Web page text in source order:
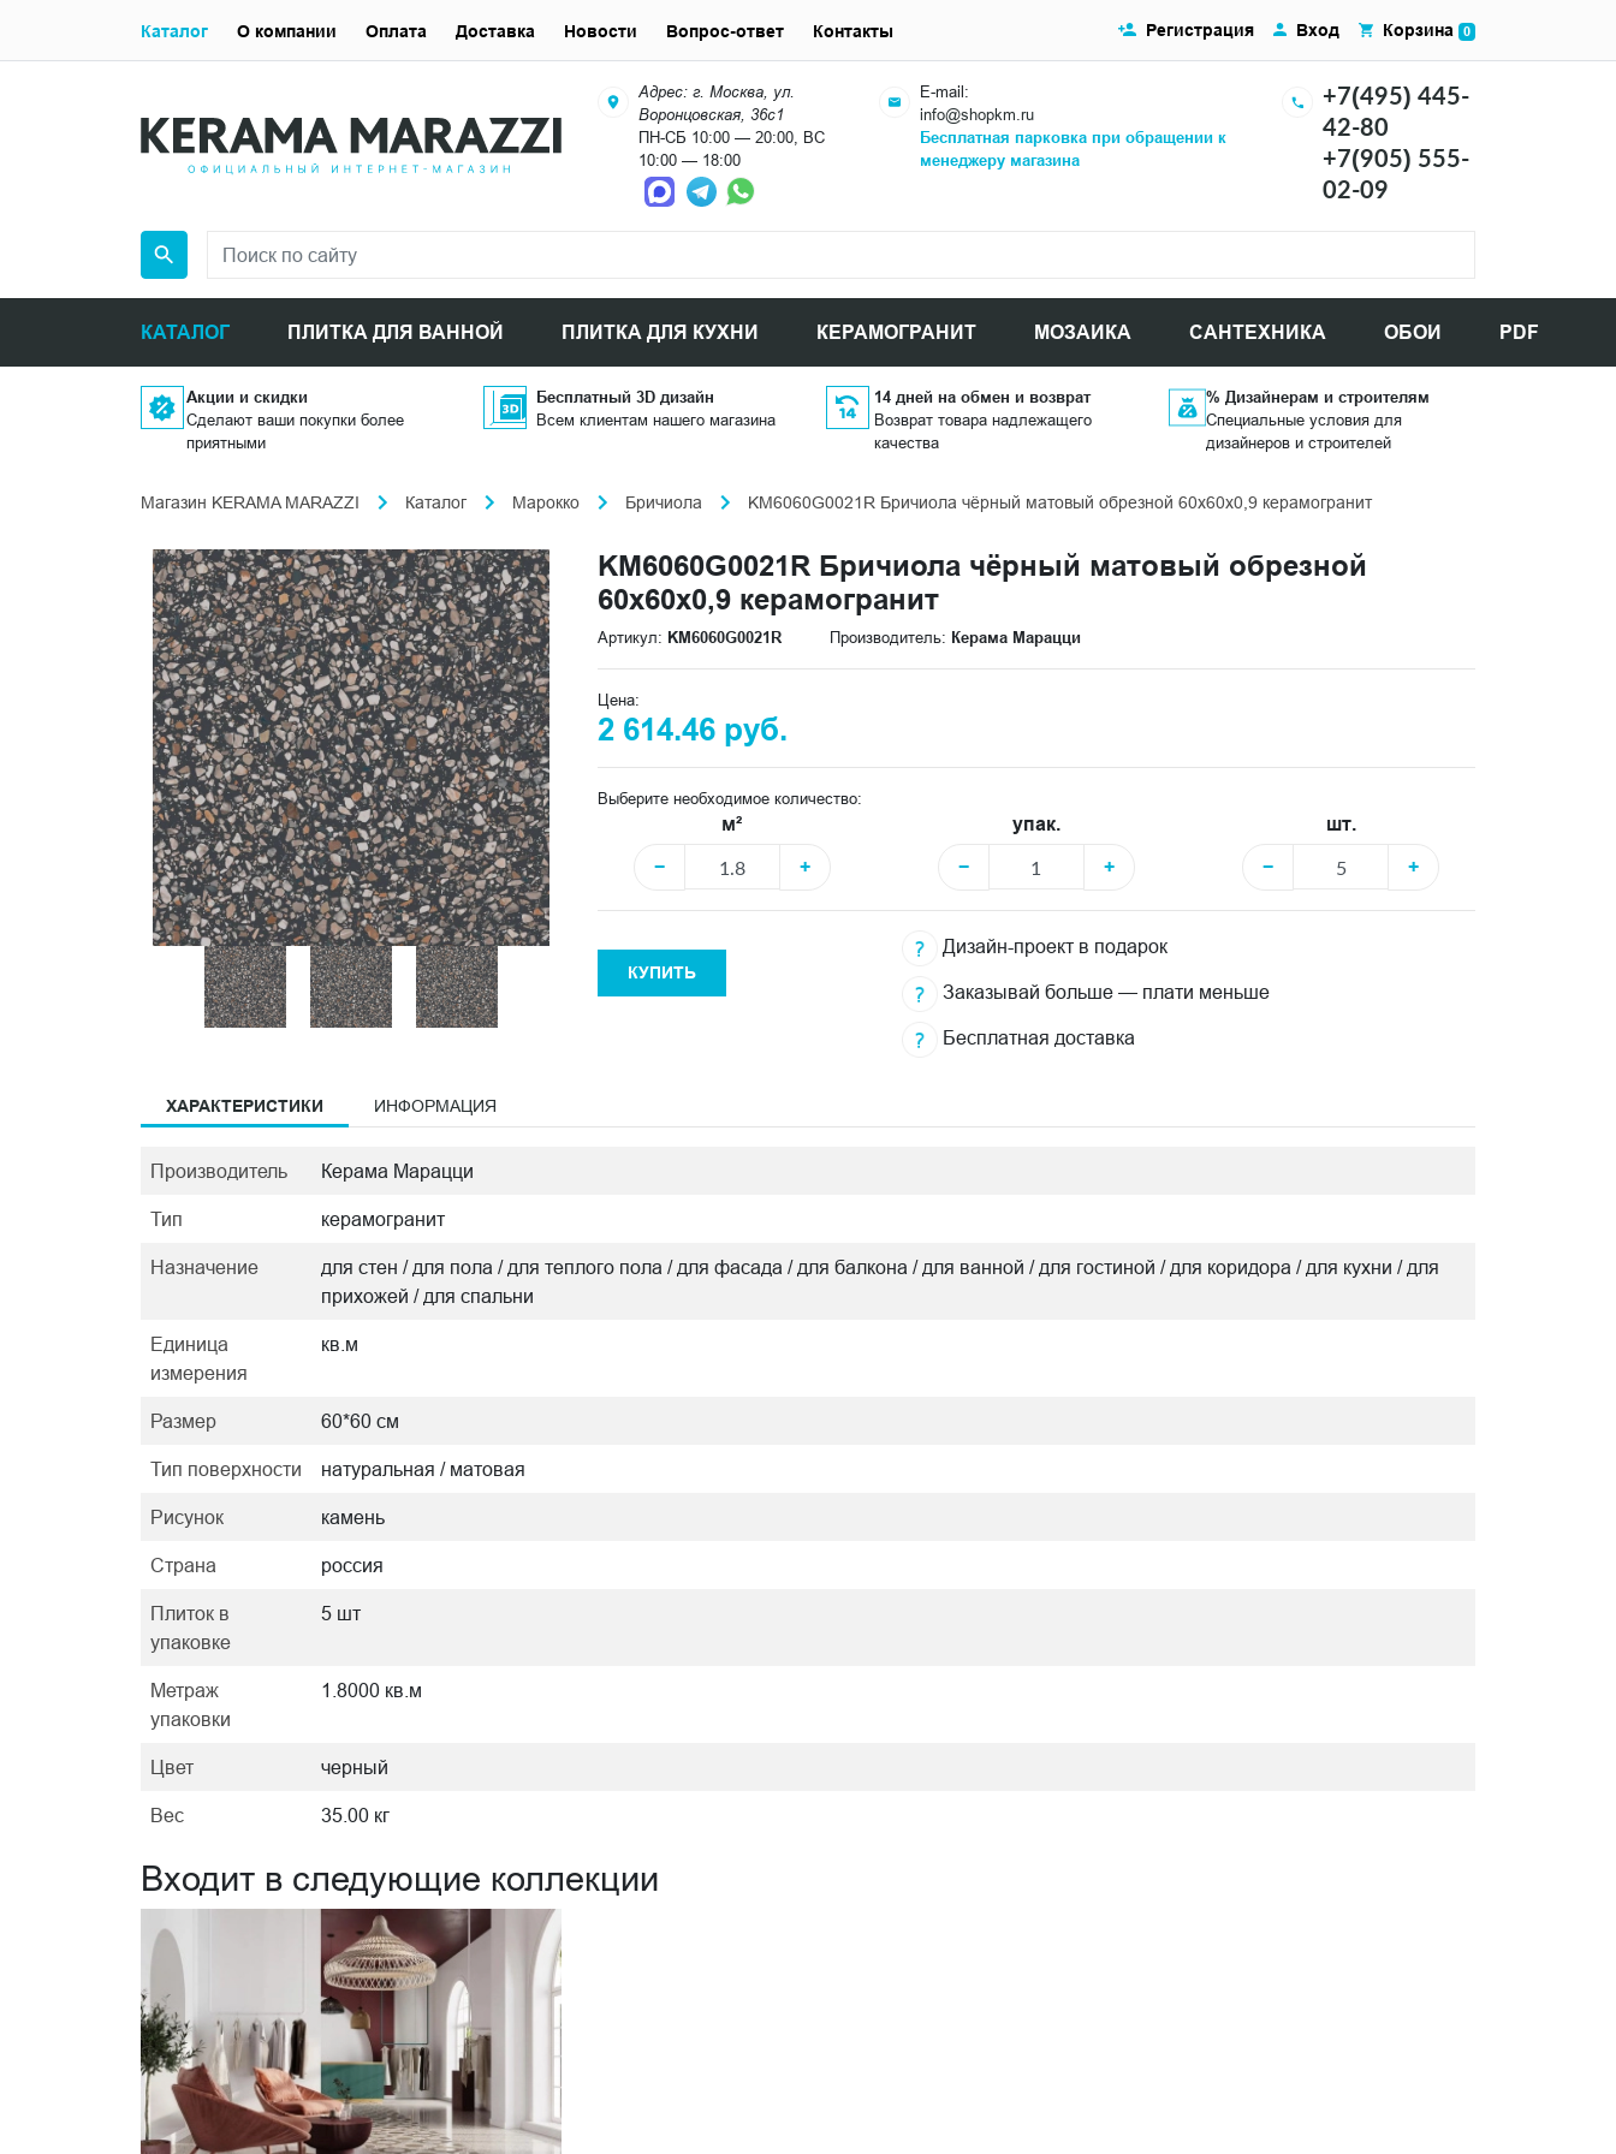
Адрес: г. Москва, ул.
Воронцовская, 36с1
ПН-СБ 10:00 — 20:00, ВС
10:00 — 18:00
E-mail:
info@shopkm.ru
Бесплатная парковка при обращении к
менеджеру магазина
+7(495) 445-
42-80
+7(905) 555-
02-09
КАТАЛОГ ПЛИТКА ДЛЯ ВАННОЙ ПЛИТКА ДЛЯ КУХНИ КЕРАМОГРАНИТ МОЗАИКА САНТЕХНИКА ОБОИ PDF
Регистрация Вход Корзина 0
Каталог О компании Оплата Доставка Новости Вопрос-ответ Контакты
Акции и скидки
Сделают ваши покупки более
приятными
Бесплатный 3D дизайн
Всем клиентам нашего магазина
14 дней на обмен и возврат
Возврат товара надлежащего
качества
% Дизайнерам и строителям
Специальные условия для
дизайнеров и строителей
Магазин KERAMA MARAZZI Каталог Марокко Бричиола KM6060G0021R Бричиола чёрный матовый обрезной 60x60x0,9 керамогранит
KM6060G0021R Бричиола чёрный матовый обрезной
60x60x0,9 керамогранит
Артикул: KM6060G0021R Производитель: Керама Марацци
Цена:
2 614.46 руб.
Выберите необходимое количество:
м²
−
+
упак.
−
+
шт.
−
+
КУПИТЬ
Дизайн-проект в подарок
Заказывай больше — плати меньше
Бесплатная доставка
ХАРАКТЕРИСТИКИ ИНФОРМАЦИЯ
Производитель Керама Марацци
Тип керамогранит
Назначение
для стен / для пола / для теплого пола / для фасада / для балкона / для ванной / для гостиной / для коридора / для кухни / для
прихожей / для спальни
Единица
измерения
кв.м
Размер 60*60 см
Тип поверхности натуральная / матовая
Рисунок камень
Страна россия
Плиток в
упаковке
5 шт
Метраж
упаковки
1.8000 кв.м
Цвет черный
Вес 35.00 кг
Входит в следующие коллекции